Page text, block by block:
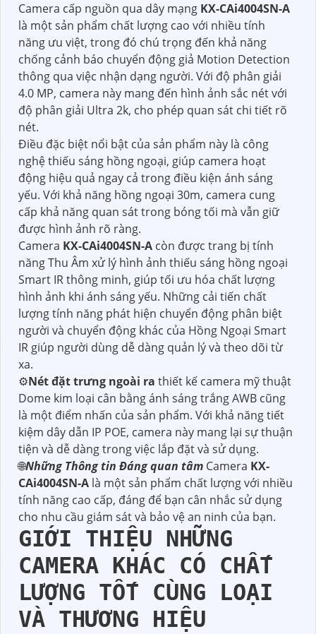
Camera cấp nguồn qua dây mạng KX-CAi4004SN-A
là một sản phẩm chất lượng cao với nhiều tính
năng ưu việt, trong đó chú trọng đến khả năng
chống cảnh báo chuyển động giả Motion Detection
thông qua việc nhận dạng người. Với độ phân giải
4.0 MP, camera này mang đến hình ảnh sắc nét với
độ phân giải Ultra 2k, cho phép quan sát chi tiết rõ
nét.
Điều đặc biệt nổi bật của sản phẩm này là công
nghệ thiếu sáng hồng ngoại, giúp camera hoạt
động hiệu quả ngay cả trong điều kiện ánh sáng
yếu. Với khả năng hồng ngoại 30m, camera cung
cấp khả năng quan sát trong bóng tối mà vẫn giữ
được hình ảnh rõ ràng.
Camera KX-CAi4004SN-A còn được trang bị tính
năng Thu Âm xử lý hình ảnh thiếu sáng hồng ngoại
Smart IR thông minh, giúp tối ưu hóa chất lượng
hình ảnh khi ánh sáng yếu. Những cải tiến chất
lượng tính năng phát hiện chuyển động phân biệt
người và chuyển động khác của Hồng Ngoại Smart
IR giúp người dùng dễ dàng quản lý và theo dõi từ
xa.
⚙Nét đặt trưng ngoài ra thiết kế camera mỹ thuật
Dome kim loại cân bằng ánh sáng trắng AWB cũng
là một điểm nhấn của sản phẩm. Với khả năng tiết
kiệm dây dẫn IP POE, camera này mang lại sự thuận
tiện và dễ dàng trong việc lắp đặt và sử dụng.
🌐Những Thông tin Đáng quan tâm Camera KX-
CAi4004SN-A là một sản phẩm chất lượng với nhiều
tính năng cao cấp, đáng để bạn cân nhắc sử dụng
cho nhu cầu giám sát và bảo vệ an ninh của bạn.
GIỚI THIỆU NHỮNG
CAMERA KHÁC CÓ CHẤT
LƯỢNG TỐT CÙNG LOẠI
VÀ THƯƠNG HIỆU